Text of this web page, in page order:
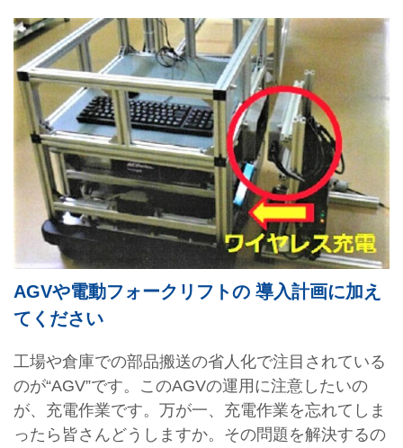
AGVや電動フォークリフトの 導入計画に加え
てください
工場や倉庫での部品搬送の省人化で注目されている
のが“AGV”です。このAGVの運用に注意したいの
が、充電作業です。万が一、充電作業を忘れてしま
ったら皆さんどうしますか。その問題を解決するの